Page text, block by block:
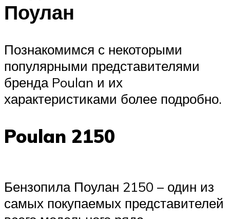
Поулан
Познакомимся с некоторыми
популярными представителями
бренда Poulan и их
характеристиками более подробно.
Poulan 2150
Бензопила Поулан 2150 – один из
самых покупаемых представителей